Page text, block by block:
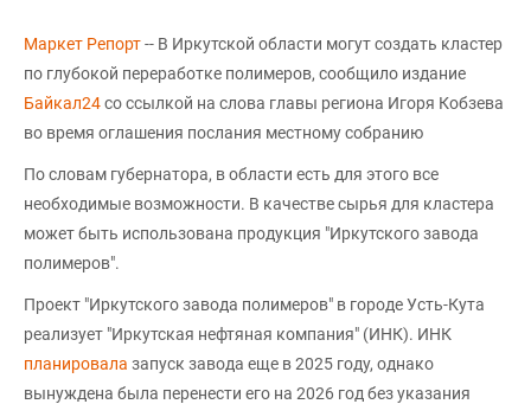
Маркет Репорт-- В Иркутской области могут создать кластер
по глубокой переработке полимеров, сообщило издание
Байкал24со ссылкой на слова главы региона Игоря Кобзева
во время оглашения послания местному собранию
По словам губернатора, в области есть для этого все
необходимые возможности. В качестве сырья для кластера
может быть использована продукция "Иркутского завода
полимеров".
Проект "Иркутского завода полимеров" в городе Усть-Кута
реализует "Иркутская нефтяная компания" (ИНК). ИНК
планировала запуск завода еще в 2025 году, однако
вынуждена была перенести его на 2026 год без указания